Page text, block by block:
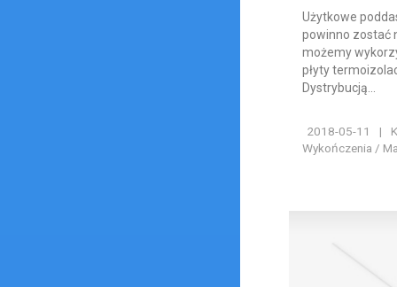
Użytkowe
powinno zostać
możemy
płyty
Dystrybucją...
2018-05-11 |
Wykończenia /